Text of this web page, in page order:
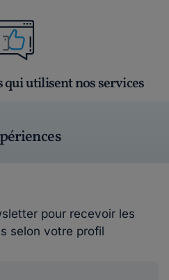
qui utilisent nos services
pour recevoir les
selon votre profil